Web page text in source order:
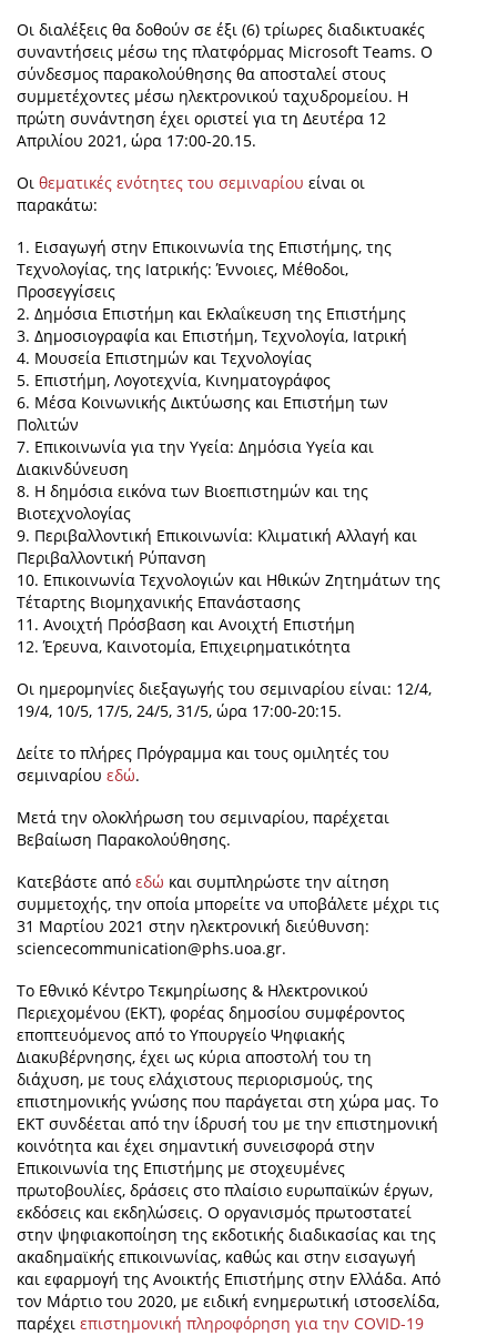
Οι διαλέξεις θα δοθούν σε έξι (6) τρίωρες διαδικτυακές
συναντήσεις μέσω της πλατφόρμας Microsoft Teams. Ο
σύνδεσμος παρακολούθησης θα αποσταλεί στους
συμμετέχοντες μέσω ηλεκτρονικού ταχυδρομείου. Η
πρώτη συνάντηση έχει οριστεί για τη Δευτέρα 12
Απριλίου 2021, ώρα 17:00-20.15.
Οι θεματικές ενότητες του σεμιναρίου είναι οι
παρακάτω:
1. Εισαγωγή στην Επικοινωνία της Επιστήμης, της
Τεχνολογίας, της Ιατρικής: Έννοιες, Μέθοδοι,
Προσεγγίσεις
2. Δημόσια Επιστήμη και Εκλαΐκευση της Επιστήμης
3. Δημοσιογραφία και Επιστήμη, Τεχνολογία, Ιατρική
4. Μουσεία Επιστημών και Τεχνολογίας
5. Επιστήμη, Λογοτεχνία, Κινηματογράφος
6. Μέσα Κοινωνικής Δικτύωσης και Επιστήμη των
Πολιτών
7. Επικοινωνία για την Υγεία: Δημόσια Υγεία και
Διακινδύνευση
8. Η δημόσια εικόνα των Βιοεπιστημών και της
Βιοτεχνολογίας
9. Περιβαλλοντική Επικοινωνία: Κλιματική Αλλαγή και
Περιβαλλοντική Ρύπανση
10. Επικοινωνία Τεχνολογιών και Ηθικών Ζητημάτων της
Τέταρτης Βιομηχανικής Επανάστασης
11. Ανοιχτή Πρόσβαση και Ανοιχτή Επιστήμη
12. Έρευνα, Καινοτομία, Επιχειρηματικότητα
Οι ημερομηνίες διεξαγωγής του σεμιναρίου είναι: 12/4,
19/4, 10/5, 17/5, 24/5, 31/5, ώρα 17:00-20:15.
Δείτε το πλήρες Πρόγραμμα και τους ομιλητές του
σεμιναρίου εδώ.
Μετά την ολοκλήρωση του σεμιναρίου, παρέχεται
Βεβαίωση Παρακολούθησης.
Κατεβάστε από εδώ και συμπληρώστε την αίτηση
συμμετοχής, την οποία μπορείτε να υποβάλετε μέχρι τις
31 Μαρτίου 2021 στην ηλεκτρονική διεύθυνση:
sciencecommunication@phs.uoa.gr.
Το Εθνικό Κέντρο Τεκμηρίωσης & Ηλεκτρονικού
Περιεχομένου (ΕΚΤ), φορέας δημοσίου συμφέροντος
εποπτευόμενος από το Υπουργείο Ψηφιακής
Διακυβέρνησης, έχει ως κύρια αποστολή του τη
διάχυση, με τους ελάχιστους περιορισμούς, της
επιστημονικής γνώσης που παράγεται στη χώρα μας. Το
ΕΚΤ συνδέεται από την ίδρυσή του με την επιστημονική
κοινότητα και έχει σημαντική συνεισφορά στην
Επικοινωνία της Επιστήμης με στοχευμένες
πρωτοβουλίες, δράσεις στο πλαίσιο ευρωπαϊκών έργων,
εκδόσεις και εκδηλώσεις. Ο οργανισμός πρωτοστατεί
στην ψηφιακοποίηση της εκδοτικής διαδικασίας και της
ακαδημαϊκής επικοινωνίας, καθώς και στην εισαγωγή
και εφαρμογή της Ανοικτής Επιστήμης στην Ελλάδα. Από
τον Μάρτιο του 2020, με ειδική ενημερωτική ιστοσελίδα,
παρέχει επιστημονική πληροφόρηση για την COVID-19